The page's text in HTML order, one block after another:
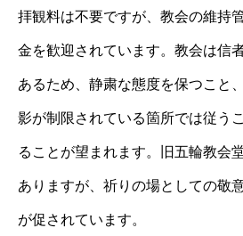
拝観料は不要ですが、教会の維持
金を歓迎されています。教会は信
あるため、静粛な態度を保つこと
影が制限されている箇所では従う
ることが望まれます。旧五輪教会
ありますが、祈りの場としての敬
が促されています。